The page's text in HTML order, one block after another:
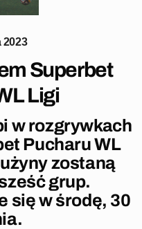
2023
Superbet
Ligi
w rozgrywkach
Pucharu WL
zostaną
grup.
się w środę, 30